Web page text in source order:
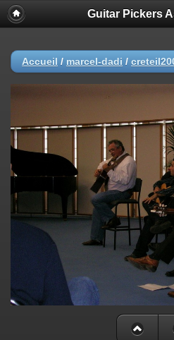
Guitar Pickers
Accueil / marcel-dadi /